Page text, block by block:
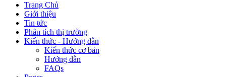
Trang Chủ
Giới thiệu
Tin tức
Phân tích thị trường
Kiến thức - Hướng dẫn
Kiến thức cơ bản
Hướng dẫn
FAQs